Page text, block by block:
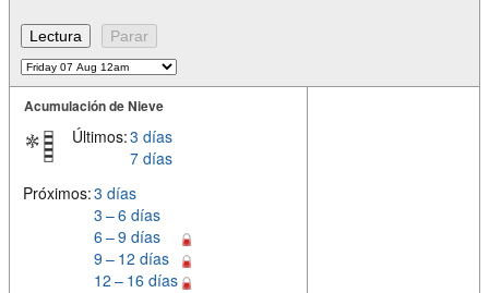
Acumulación de Nieve
Últimos:3 días
7 días
Próximos:3 días
3 – 6 días
6 – 9 días
9 – 12 días
12 – 16 días